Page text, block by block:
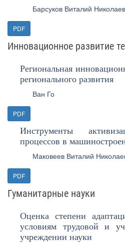
Барсуков Виталий
PDF
Инновационное развитие
Региональная
регионального развития
Ван Го
PDF
Инструменты
процессов в
Маковеев Виталий
PDF
Гуманитарные науки
Оценка степени
условиям трудовой и
учреждении науки